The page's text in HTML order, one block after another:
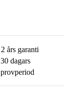
2 års garanti
30 dagars
provperiod